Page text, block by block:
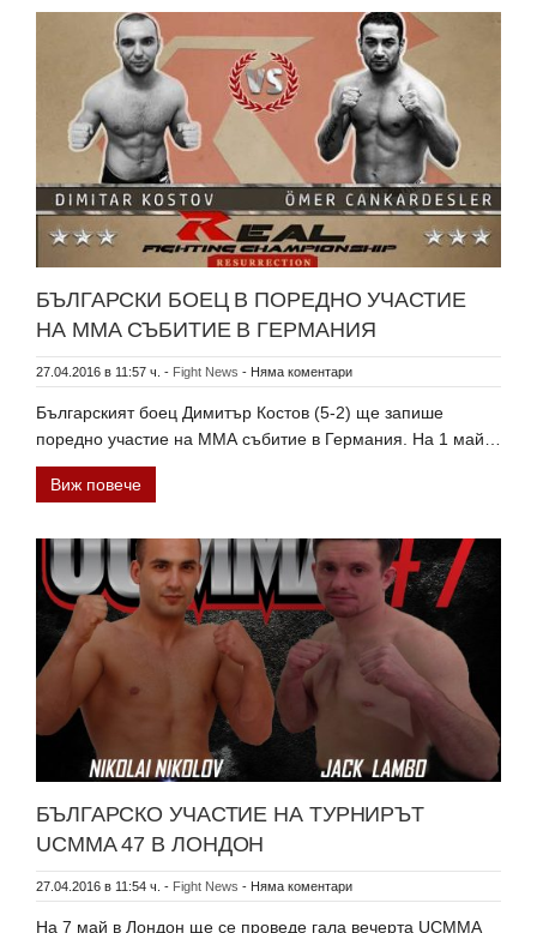
БЪЛГАРСКИ БОЕЦ В ПОРЕДНО УЧАСТИЕ
НА ММА СЪБИТИЕ В ГЕРМАНИЯ
27.04.2016 в 11:57 ч. - Fight News - Няма коментари
Българският боец Димитър Костов (5-2) ще запише
поредно участие на ММА събитие в Германия. На 1 май…
Виж повече
БЪЛГАРСКО УЧАСТИЕ НА ТУРНИРЪТ
UCMMA 47 В ЛОНДОН
27.04.2016 в 11:54 ч. - Fight News - Няма коментари
На 7 май в Лондон ще се проведе гала вечерта UCMMA